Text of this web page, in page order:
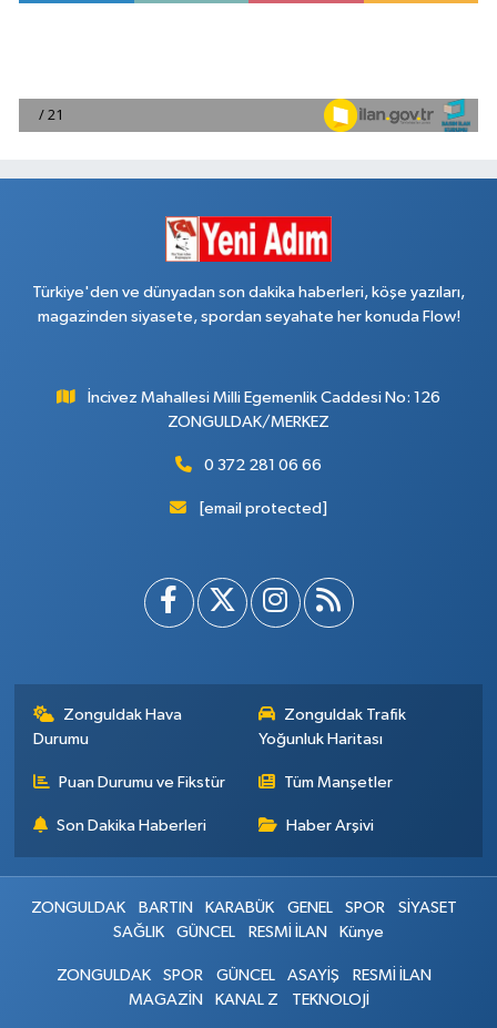
Türkiye'den ve dünyadan son dakika haberleri, köşe yazıları,
magazinden siyasete, spordan seyahate her konuda Flow!
İncivez Mahallesi Milli Egemenlik Caddesi No: 126
ZONGULDAK/MERKEZ
0 372 281 06 66
[email protected]
Zonguldak Hava
Durumu
Zonguldak Trafik
Yoğunluk Haritası
Puan Durumu ve Fikstür Tüm Manşetler
Son Dakika Haberleri Haber Arşivi
ZONGULDAK BARTIN KARABÜK GENEL SPOR
SİYASET
SAĞLIK
GÜNCEL RESMİ İLAN Künye
ZONGULDAK SPOR GÜNCEL ASAYİŞ
RESMİ İLAN
MAGAZİN
KANAL Z TEKNOLOJİ